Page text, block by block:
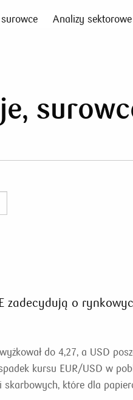
Analizy sektorowe
zadecydują o
do 4,27, a USD
kursu EUR/USD w
które dla